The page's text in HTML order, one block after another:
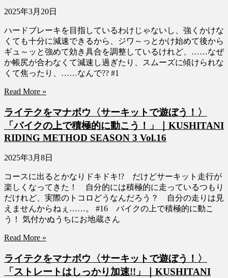
2025年3月20日
ハードブレーキを目指しているわけじゃないし、強くかけな
くても十分に減速できるから、ジワ～っとかけ始めて後から
ギュ～ッと強めて効き具合を調整しているけれど、……なぜ
か帳尻が合わなくて減速し過ぎたり、スムーズに傾けられな
くて焦ったり、……なんで?? #1
Read More »
ライテクをマナボウ〈サーキットで遊ぼう！〉
「バイクの上で積極的に動こう！」｜KUSHITANI
RIDING METHOD SEASON 3 Vol.16
2025年3月8日
コースに出るとかなりドキドキ!? だけどサーキット走行が
楽しくなってきた！ 自分的には積極的に走っているつもり
だけれど、実際のトコロどうなんだろう？ 自分の走りは見
えませんからねぇ……。 #16 バイクの上で積極的に動こ
う！ 気付かぬうちにお地蔵さん
Read More »
ライテクをマナボウ〈サーキットで遊ぼう！〉
「ストレートはしっかり加速!!」｜KUSHITANI